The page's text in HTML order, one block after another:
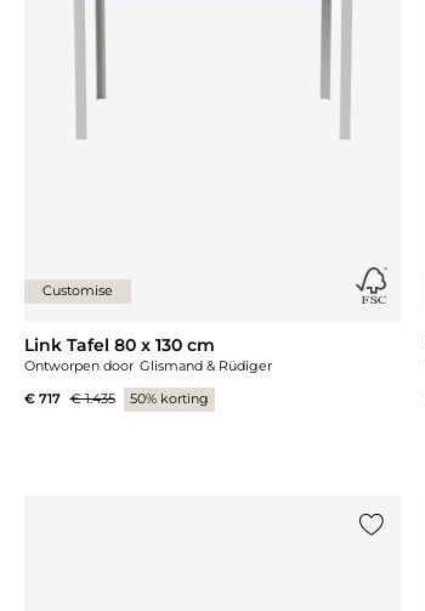
Customise
Link Tafel 80 x 130 cm
Ontworpen door Glismand & Rüdiger
€ 717 € 1.435 50% korting